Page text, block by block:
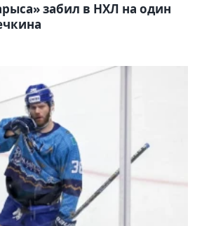
забил в НХЛ на один